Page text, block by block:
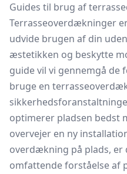
Guides til brug af
Terrasseoverdækninger
udvide brugen af din
æstetikken og beskytte
guide vil vi gennemgå de
bruge en
optimerer pladsen bedst
overvejer en ny
overdækning på plads, er
omfattende forståelse af